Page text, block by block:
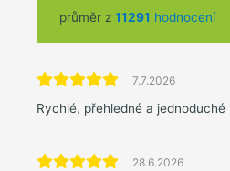
průměr z 11291 hodnocení
7.7.2026
Rychlé, přehledné a jednoduché
28.6.2026